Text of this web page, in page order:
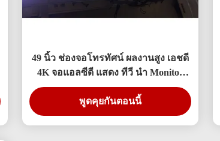
49 นิ้ว ช่องจอโทรทัศน์ ผลงานสูง เอชดี
4K จอแอลซีดี แสดง ทีวี นำ Monitor
DV490FHB-NV0
พูดคุยกันตอนนี้